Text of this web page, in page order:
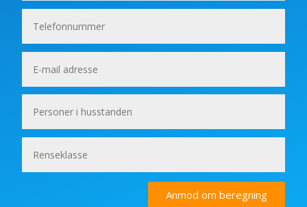
Anmod om beregning